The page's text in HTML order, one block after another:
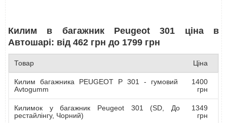
Килим в багажник Peugeot 301 ціна в
Автошарі: від 462 грн до 1799 грн
Товар Ціна
Килим багажника PEUGEOT P 301 - гумовий
Avtogumm
1400
грн
Килимок у багажник Peugeot 301 (SD, До
рестайлінгу, Чорний)
1349
грн